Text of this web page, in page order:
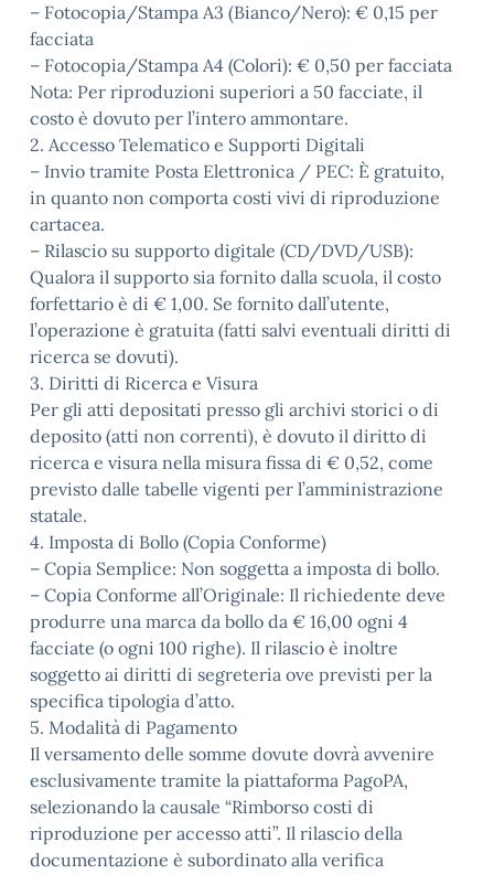
– Fotocopia/Stampa A3 (Bianco/Nero): € 0,15 per
facciata
– Fotocopia/Stampa A4 (Colori): € 0,50 per facciata
Nota: Per riproduzioni superiori a 50 facciate, il
costo è dovuto per l’intero ammontare.
2. Accesso Telematico e Supporti Digitali
– Invio tramite Posta Elettronica / PEC: È gratuito,
in quanto non comporta costi vivi di riproduzione
cartacea.
– Rilascio su supporto digitale (CD/DVD/USB):
Qualora il supporto sia fornito dalla scuola, il costo
forfettario è di € 1,00. Se fornito dall’utente,
l’operazione è gratuita (fatti salvi eventuali diritti di
ricerca se dovuti).
3. Diritti di Ricerca e Visura
Per gli atti depositati presso gli archivi storici o di
deposito (atti non correnti), è dovuto il diritto di
ricerca e visura nella misura fissa di € 0,52, come
previsto dalle tabelle vigenti per l’amministrazione
statale.
4. Imposta di Bollo (Copia Conforme)
– Copia Semplice: Non soggetta a imposta di bollo.
– Copia Conforme all’Originale: Il richiedente deve
produrre una marca da bollo da € 16,00 ogni 4
facciate (o ogni 100 righe). Il rilascio è inoltre
soggetto ai diritti di segreteria ove previsti per la
specifica tipologia d’atto.
5. Modalità di Pagamento
Il versamento delle somme dovute dovrà avvenire
esclusivamente tramite la piattaforma PagoPA,
selezionando la causale “Rimborso costi di
riproduzione per accesso atti”. Il rilascio della
documentazione è subordinato alla verifica